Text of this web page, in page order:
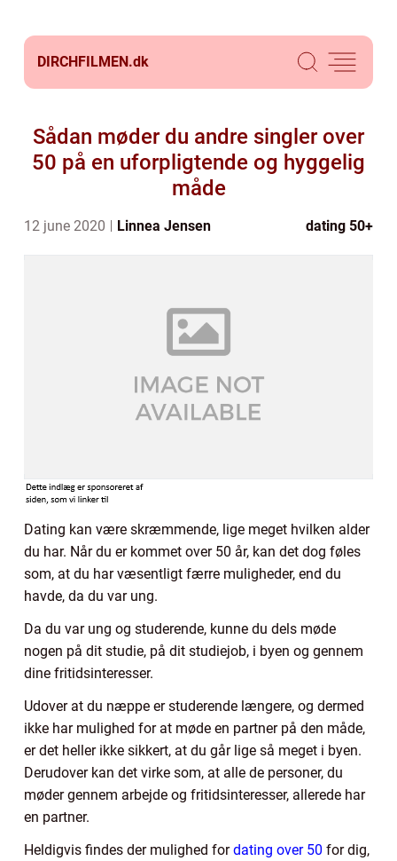
DIRCHFILMEN.dk
Sådan møder du andre singler over
50 på en uforpligtende og hyggelig
måde
12 june 2020 Linnea Jensen dating 50+
Dating kan være skræmmende, lige meget hvilken alder
du har. Når du er kommet over 50 år, kan det dog føles
som, at du har væsentligt færre muligheder, end du
havde, da du var ung.
Da du var ung og studerende, kunne du dels møde
nogen på dit studie, på dit studiejob, i byen og gennem
dine fritidsinteresser.
Udover at du næppe er studerende længere, og dermed
ikke har mulighed for at møde en partner på den måde,
er det heller ikke sikkert, at du går lige så meget i byen.
Derudover kan det virke som, at alle de personer, du
møder gennem arbejde og fritidsinteresser, allerede har
en partner.
Heldigvis findes der mulighed fordating over 50 for dig,